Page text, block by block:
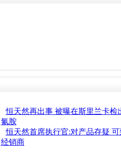
恒天然再出事 被曝在斯里兰卡检
氰胺
恒天然首席执行官:对产品存疑 可
经销商